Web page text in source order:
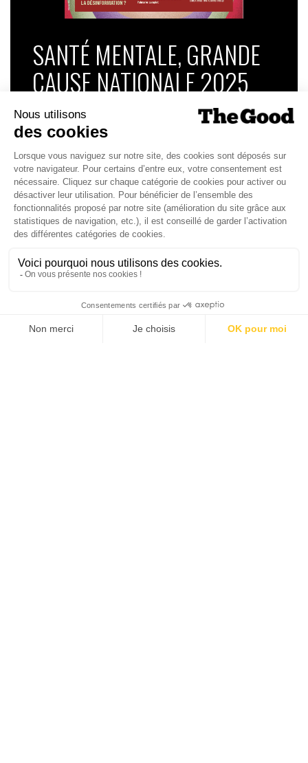
SANTÉ MENTALE, GRANDE
CAUSE NATIONALE 2025
Dans ce numéro, enquête : Comment les
médias luttent-ils contre la désinformation ? |
Palmarès complet du Grand Prix de la Good
Économie 2025 | La grande interview de Marc
Gomes, CEO France & Chief People Officer
EMEA chez The Adecco Group
J'ACHÈTE LE NUMÉRO
JE M'ABONNE 1 AN - 4 NUM.